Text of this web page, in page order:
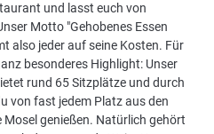
und lasst euch von
Motto "Gehobenes Essen
also jeder auf seine Kosten. Für
besonderes Highlight: Unser
rund 65 Sitzplätze und durch
von fast jedem Platz aus den
genießen. Natürlich gehört